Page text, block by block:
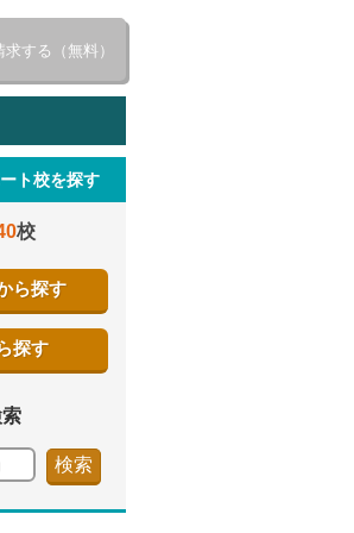
求する（無料）
ト校を探す
校
ら探す
探す